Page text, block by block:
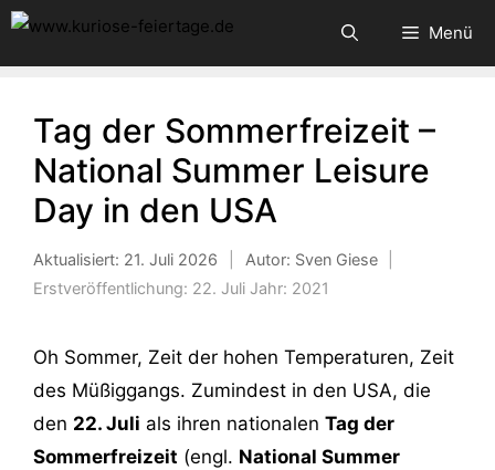
Zum
Menü
Tag der Sommerfreizeit –
National Summer Leisure
Day in den USA
Aktualisiert: 21. Juli 2026 Autor: Sven Giese
Erstveröffentlichung: 22. Juli Jahr: 2021
Oh Sommer, Zeit der hohen Temperaturen, Zeit
des Müßiggangs. Zumindest in den USA, die
den 22. Juli als ihren nationalen Tag der
Sommerfreizeit (engl. National Summer